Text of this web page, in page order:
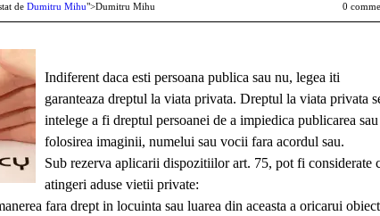
de Dumitru Mihu">Dumitru Mihu 0
Indiferent daca esti persoana publica sau nu, legea iti
garanteaza dreptul la viata privata. Dreptul la viata privata
intelege a fi dreptul persoanei de a impiedica publicarea sau
folosirea imaginii, numelui sau vocii fara acordul sau.
Sub rezerva aplicarii dispozitiilor art. 75, pot fi considerate
atingeri aduse vietii private:
fara drept in locuinta sau luarea din aceasta a oricarui obiect